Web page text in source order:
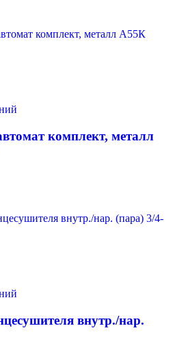
комплект, металл
внутр./нар.